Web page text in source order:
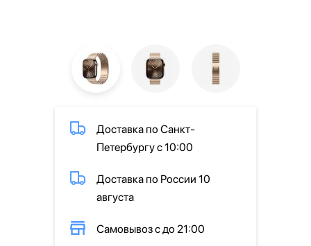
Доставка по Санкт-
Петербургу с 10:00
Доставка по России 10
августа
Самовывоз с до 21:00